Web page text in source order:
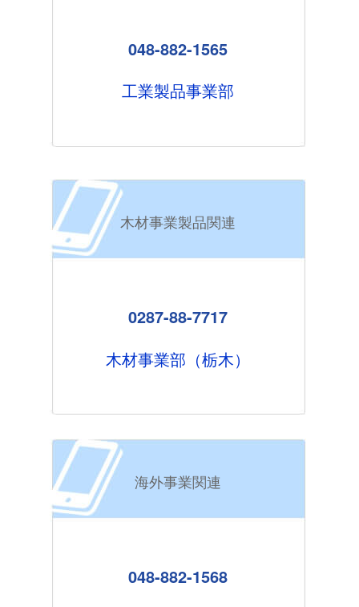
048-882-1565
工業製品事業部
木材事業製品関連
0287-88-7717
木材事業部（栃木）
海外事業関連
048-882-1568